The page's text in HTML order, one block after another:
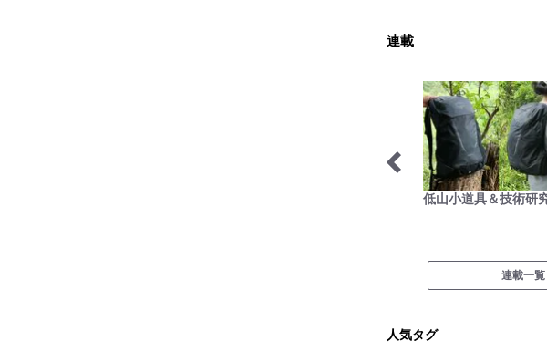
連載
季節の虫
連載一覧
人気タグ